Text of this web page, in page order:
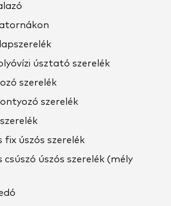
úsztató szerelék
szerelék
szerelék
fix úszós szerelék
csúszó úszós szerelék (mély